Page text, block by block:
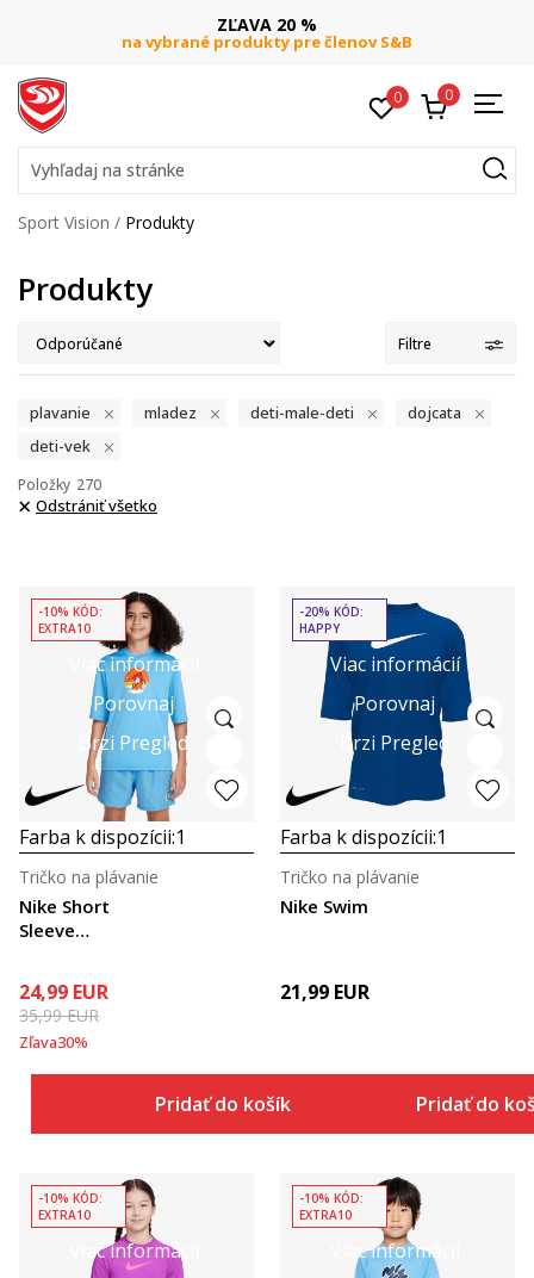
ZĽAVA 20 %
na vybrané produkty pre členov S&B
0 0
Vyhľadaj na stránke
Sport Vision Produkty
Produkty
Filtre
plavanie mladez deti-male-deti
dojcata
deti-vek
270
Položky
Odstrániť všetko
Viac informácií
Porovnaj
Brzi Pregled
-10% KÓD:
EXTRA10
Farba k dispozícii:1
Nike Short
Sleeve
Tričko na plávanie
24,99 EUR
35,99EUR
Zľava30%
Pridať do košíka
Viac informácií
Porovnaj
Brzi Pregled
-20% KÓD:
HAPPY
Farba k dispozícii:1
Nike Swim
Tričko na plávanie
21,99 EUR
Pridať do
Viac informácií
-10% KÓD:
EXTRA10
Viac informácií
-10% KÓD:
EXTRA10